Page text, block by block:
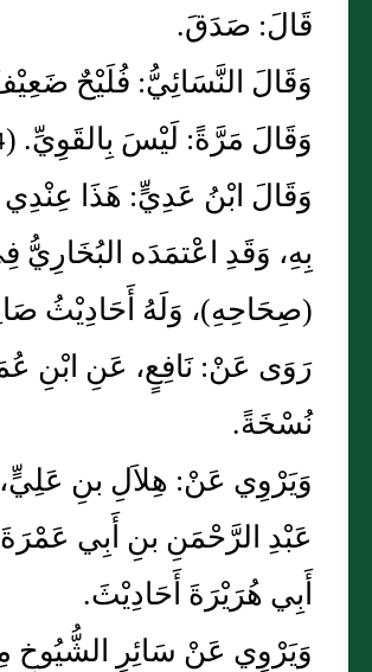
قَالَ: صَدَقَ.
وَقَالَ النَّسَائِيُّ: فُلَيْحٌ
وَقَالَ مَرَّةً: لَيْسَ بِالقَوِيِّ. (7/354)
وَقَالَ ابْنُ عَدِيٍّ: هَذَا
بِهِ، وَقَدِ اعْتمَدَه البُخَارِيُّ
(صِحَاحِهِ)، وَلَهُ أَحَادِيْثُ
رَوَى عَنْ: نَافِعٍ، عَنِ ابْنِ
نُسْخَةً.
وَيَرْوِي عَنْ: هِلاَلِ بنِ
عَبْدِ الرَّحْمَنِ بنِ أَبِي
أَبِي هُرَيْرَةَ أَحَادِيْثَ.
وَيَرْوِي عَنْ سَائِرِ الشُّيُوخِ